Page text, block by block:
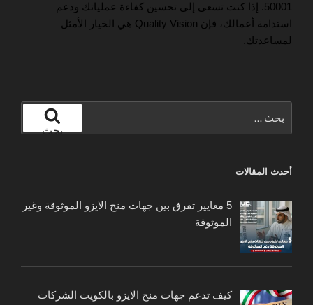
50001. إذا كنت تسعى إلى تحسين كفاءة عملياتك ودعم
استدامة أعمالك، فإن Quality Vision هي الخيار الأمثل
لمساعدتك.
عن:
بحث
أحدث المقالات
5 معايير تفرق بين جهات منح الايزو الموثوقة وغير
الموثوقة
كيف تدعم جهات منح الايزو بالكويت الشركات